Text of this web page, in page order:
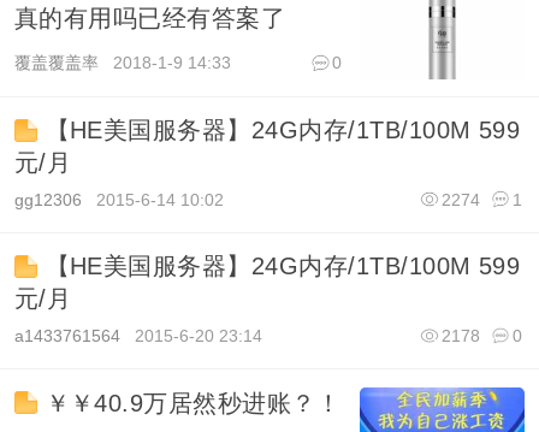
真的有用吗已经有答案了
覆盖覆盖率2018-1-9 14:33
0
【HE美国服务器】24G内存/1TB/100M 599
元/月
gg12306 2015-6-14 10:02 1
2274
【HE美国服务器】24G内存/1TB/100M 599
元/月
a14337615642015-6-20 23:14 0
2178
￥￥40.9万居然秒进账？！